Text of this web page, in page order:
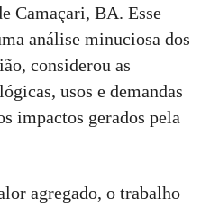
Camaçari, BA. Esse
análise minuciosa dos
considerou as
usos e demandas
impactos gerados pela
agregado, o trabalho